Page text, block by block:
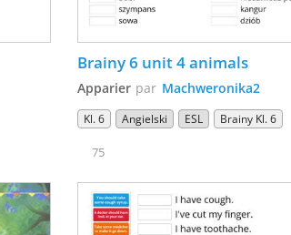
Brainy 6 unit 4 animals
Apparier par Machweronika2
Kl. 6 Angielski ESL Brainy Kl. 6
75